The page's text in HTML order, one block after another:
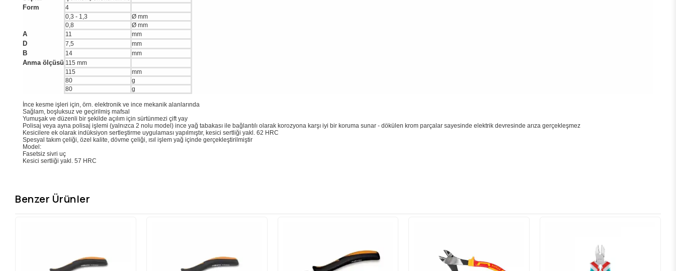
Form
4
0,3 - 1,3
Ø mm
0,8
Ø mm
A 11 mm
D 7,5 mm
B 14 mm
Anma ölçüsü 115 mm
115
mm
80
g
80
g
İnce kesme işleri için, örn. elektronik ve ince mekanik alanlarında
Sağlam, boşluksuz ve geçirilmiş mafsal
Yumuşak ve düzenli bir şekilde açılım için sürtünmezi çift yay
Polisaj veya ayna polisaj işlemi (yalnızca 2 nolu model) ince yağ tabakası ile bağlantılı olarak korozyona karşı iyi bir koruma sunar - dökülen krom parçalar sayesinde elektrik devresinde arıza gerçekleşmez
Kesicilere ek olarak indüksiyon sertleştirme uygulaması yapılmıştır, kesici sertliği yakl. 62 HRC
Spesyal takım çeliği, özel kalite, dövme çeliği, ısıl işlem yağ içinde gerçekleştirilmiştir
Model:
Fasetsiz sivri uç
Kesici sertliği yakl. 57 HRC
Benzer Ürünler